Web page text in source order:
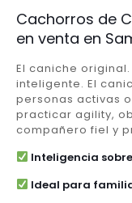
Cachorros de
en venta en
El caniche
inteligente. El
personas activas
practicar agility,
compañero fiel y
Inteligencia
Ideal para